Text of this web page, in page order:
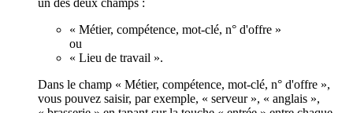
un des deux champs :
« Métier, compétence, mot-clé, n° d'offre »
ou
« Lieu de travail ».
Dans le champ « Métier, compétence, mot-clé, n° d'offre »,
vous pouvez saisir, par exemple, « serveur », « anglais »,